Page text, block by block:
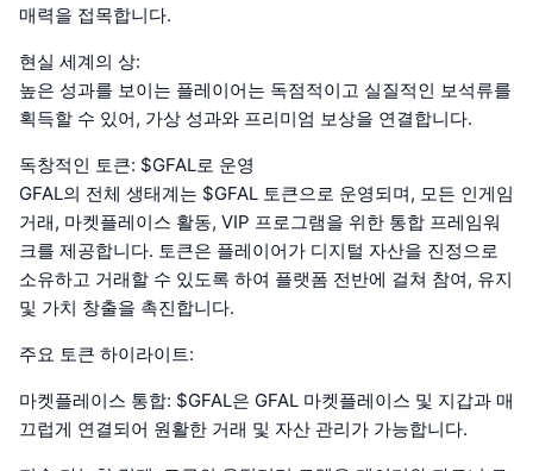
매력을 접목합니다.
현실 세계의 상:
높은 성과를 보이는 플레이어는 독점적이고 실질적인 보석류를
획득할 수 있어, 가상 성과와 프리미엄 보상을 연결합니다.
독창적인 토큰: $GFAL로 운영
GFAL의 전체 생태계는 $GFAL 토큰으로 운영되며, 모든 인게임
거래, 마켓플레이스 활동, VIP 프로그램을 위한 통합 프레임워
크를 제공합니다. 토큰은 플레이어가 디지털 자산을 진정으로
소유하고 거래할 수 있도록 하여 플랫폼 전반에 걸쳐 참여, 유지
및 가치 창출을 촉진합니다.
주요 토큰 하이라이트:
마켓플레이스 통합: $GFAL은 GFAL 마켓플레이스 및 지갑과 매
끄럽게 연결되어 원활한 거래 및 자산 관리가 가능합니다.